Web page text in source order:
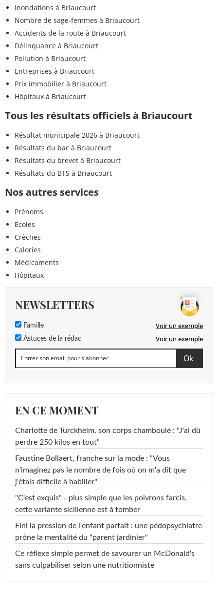
Inondations à Briaucourt
Nombre de sage-femmes à Briaucourt
Accidents de la route à Briaucourt
Délinquance à Briaucourt
Pollution à Briaucourt
Entreprises à Briaucourt
Prix immobilier à Briaucourt
Hôpitaux à Briaucourt
Tous les résultats officiels à Briaucourt
Résultat municipale 2026 à Briaucourt
Résultats du bac à Briaucourt
Résultats du brevet à Briaucourt
Résultats du BTS à Briaucourt
Nos autres services
Prénoms
Ecoles
Crèches
Calories
Médicaments
Hôpitaux
NEWSLETTERS
Famille Voir un exemple
Astuces de la rédac Voir un exemple
EN CE MOMENT
Charlotte de Turckheim, son corps chamboulé : "J'ai dû
perdre 250 kilos en tout"
Faustine Bollaert, franche sur la mode : "Vous
n'imaginez pas le nombre de fois où on m'a dit que
j'étais difficile à habiller"
"C'est exquis" - plus simple que les poivrons farcis,
cette variante sicilienne est à tomber
Fini la pression de l'enfant parfait : une pédopsychiatre
prône la mentalité du "parent jardinier"
Ce réflexe simple permet de savourer un McDonald's
sans culpabiliser selon une nutritionniste